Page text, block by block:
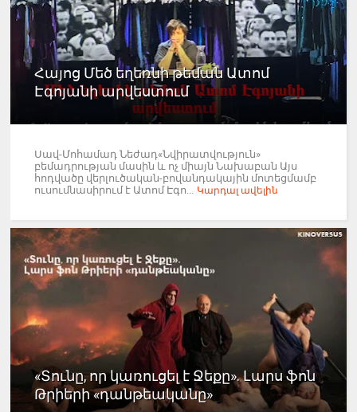
Հայոց Մեծ եղեռնի թեման Ատոմ
Էգոյանի արվեստում
Սավ-Մոհամադ Նեժադ«Նվիրատվություն»
բեմադրության մասին և ոչ միայն Նախաբան Այս
հոդվածը վերլուծական-բովանդակային մոտեցմամբ
ուսումնասիրում է Ատոմ Էգո...
Կարդալ ավելին
«Տունը, որ կառուցել է Ջեքը». Լարս ֆոն
Թրիերի «դանթեականը»